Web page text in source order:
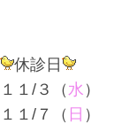
休診日
１１/３（水 ）
１１/７（ 日 ）